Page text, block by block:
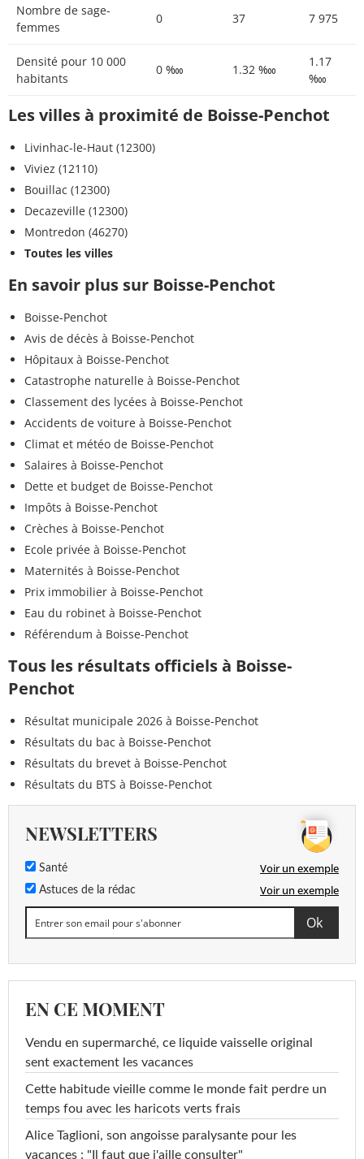
Nombre de sage-
femmes
0 37 7 975
Densité pour 10 000
habitants
0 ‱ 1.32 ‱
1.17
‱
Les villes à proximité de Boisse-Penchot
Livinhac-le-Haut (12300)
Viviez (12110)
Bouillac (12300)
Decazeville (12300)
Montredon (46270)
Toutes les villes
En savoir plus sur Boisse-Penchot
Boisse-Penchot
Avis de décès à Boisse-Penchot
Hôpitaux à Boisse-Penchot
Catastrophe naturelle à Boisse-Penchot
Classement des lycées à Boisse-Penchot
Accidents de voiture à Boisse-Penchot
Climat et météo de Boisse-Penchot
Salaires à Boisse-Penchot
Dette et budget de Boisse-Penchot
Impôts à Boisse-Penchot
Crèches à Boisse-Penchot
Ecole privée à Boisse-Penchot
Maternités à Boisse-Penchot
Prix immobilier à Boisse-Penchot
Eau du robinet à Boisse-Penchot
Référendum à Boisse-Penchot
Tous les résultats officiels à Boisse-
Penchot
Résultat municipale 2026 à Boisse-Penchot
Résultats du bac à Boisse-Penchot
Résultats du brevet à Boisse-Penchot
Résultats du BTS à Boisse-Penchot
NEWSLETTERS
Santé Voir un exemple
Astuces de la rédac Voir un exemple
EN CE MOMENT
Vendu en supermarché, ce liquide vaisselle original
sent exactement les vacances
Cette habitude vieille comme le monde fait perdre un
temps fou avec les haricots verts frais
Alice Taglioni, son angoisse paralysante pour les
vacances : "Il faut que j'aille consulter"